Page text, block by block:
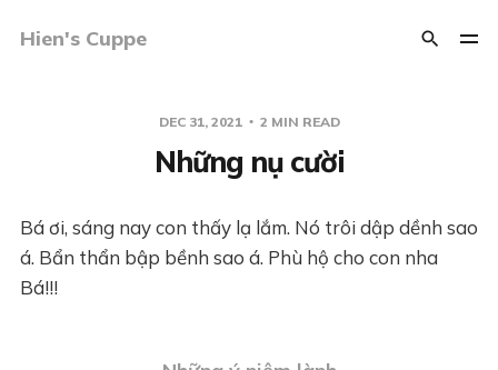
Hien's Cuppe
DEC 31, 2021 2 MIN READ
Những nụ cười
Bá ơi, sáng nay con thấy lạ lắm. Nó trôi dập dềnh sao
á. Bẩn thẩn bập bềnh sao á. Phù hộ cho con nha
Bá!!!